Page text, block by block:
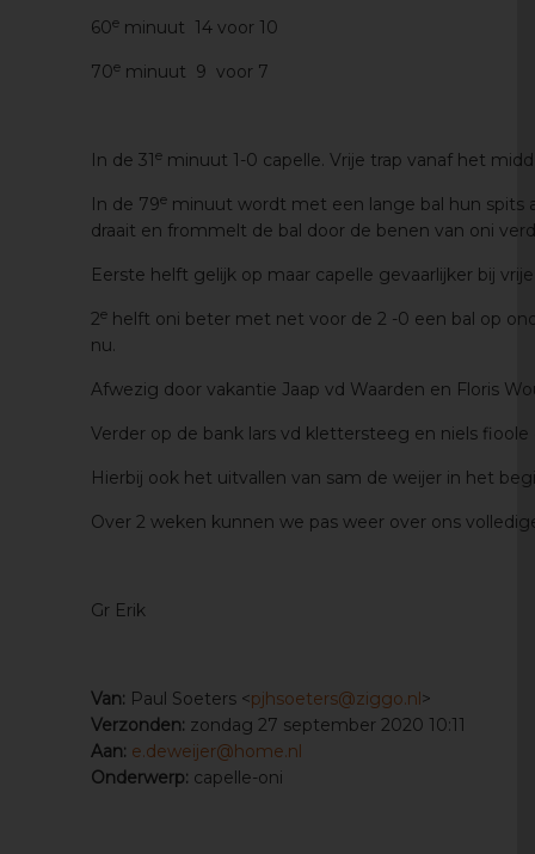
60e minuut 14 voor 10
70e minuut 9 voor 7
In de 31e minuut 1-0 capelle. Vrije trap vanaf het
In de 79e minuut wordt met een lange bal hun spits
draait en frommelt de bal door de benen van oni
Eerste helft gelijk op maar capelle gevaarlijker bij
2e helft oni beter met net voor de 2 -0 een bal op
nu.
Afwezig door vakantie Jaap vd Waarden en Floris
Verder op de bank lars vd klettersteeg en niels fioole
Hierbij ook het uitvallen van sam de weijer in het
Over 2 weken kunnen we pas weer over ons
Gr Erik
Van: Paul Soeters <pjhsoeters@ziggo.nl>
Verzonden: zondag 27 september 2020 10:11
Aan: e.deweijer@home.nl
Onderwerp: capelle-oni